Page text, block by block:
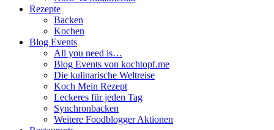
Rezepte
Backen
Kochen
Blog Events
All you need is…
Blog Events von kochtopf.me
Die kulinarische Weltreise
Koch Mein Rezept
Leckeres für jeden Tag
Synchronbacken
Weitere Foodblogger Aktionen